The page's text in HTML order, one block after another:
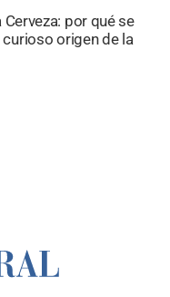
por qué se
origen de la